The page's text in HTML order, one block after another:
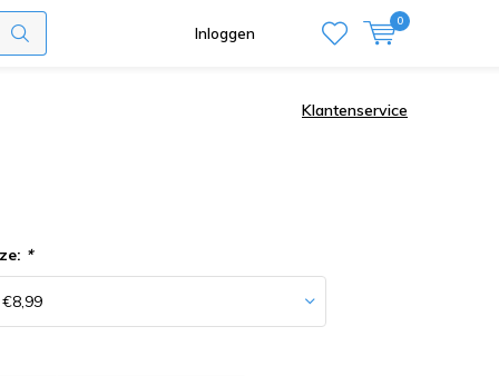
Inloggen
0
Klantenservice
*